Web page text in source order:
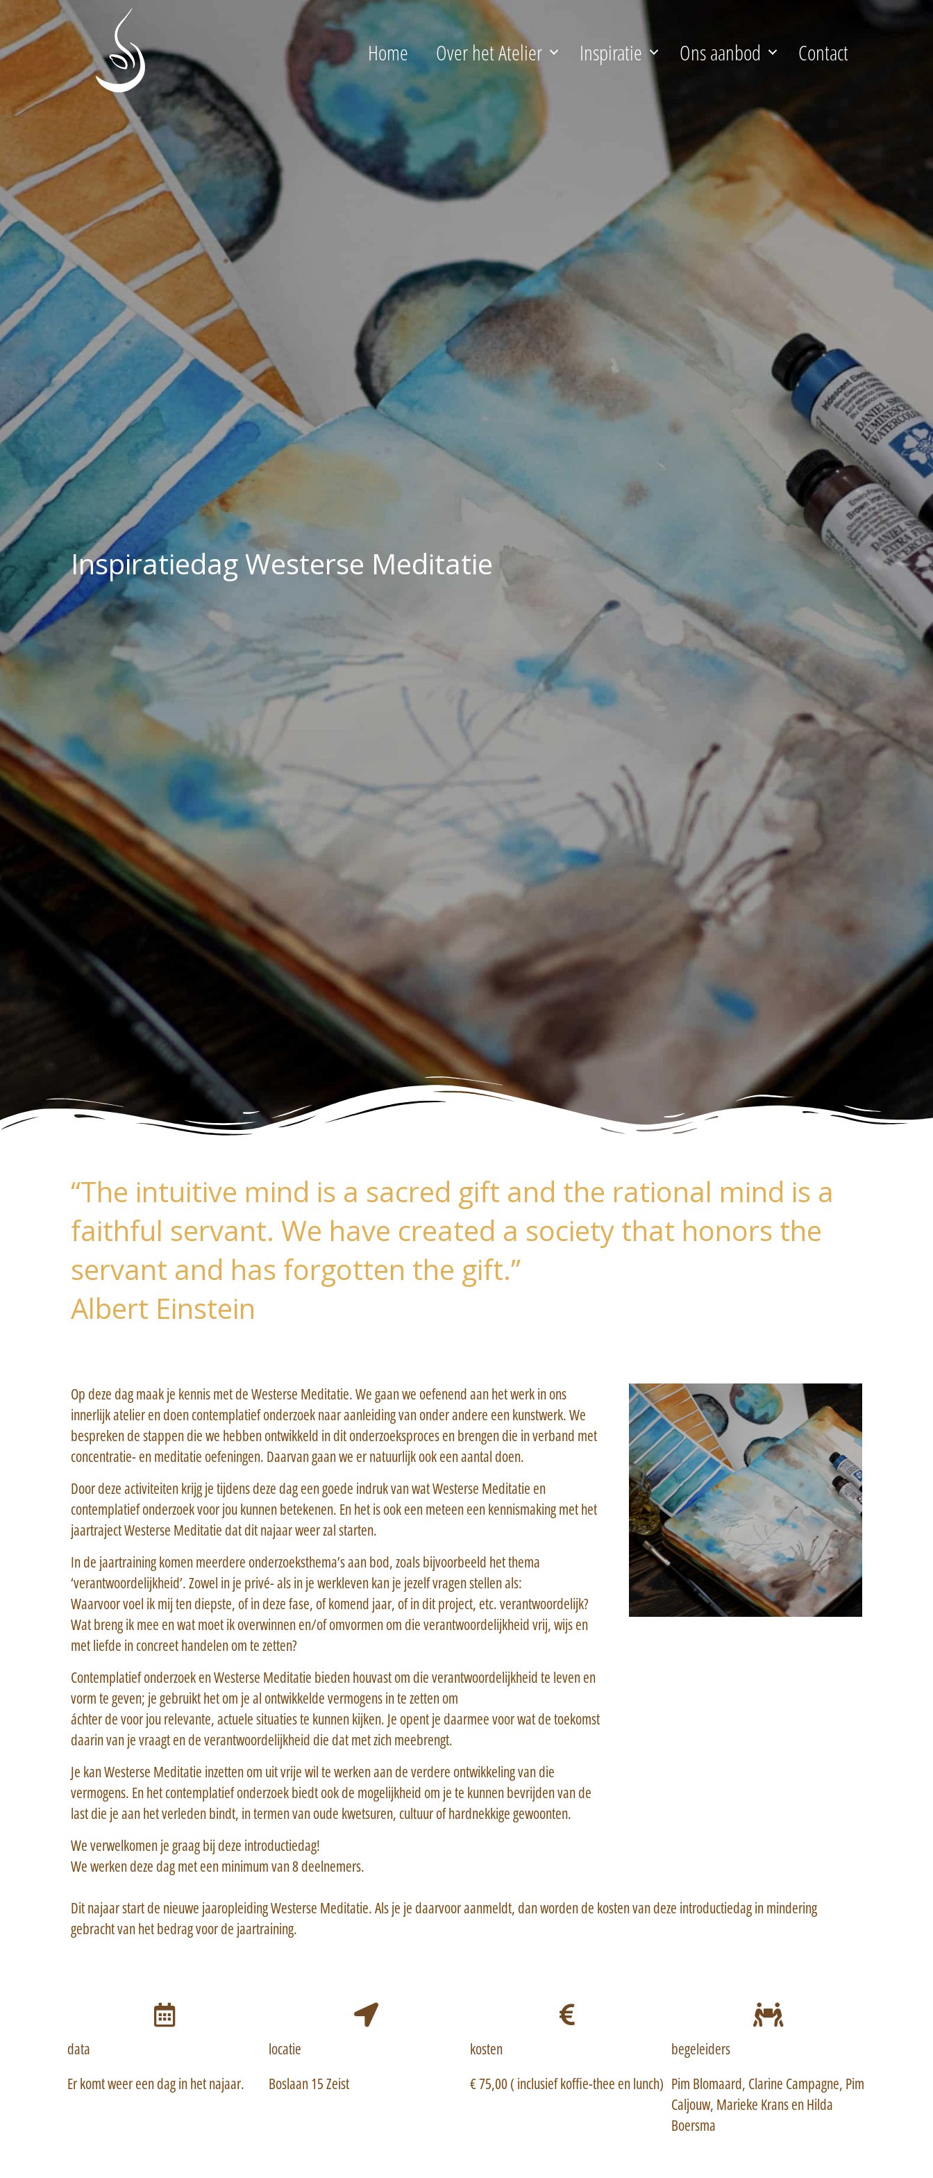
Home Over het Atelier Inspiratie Ons aanbod Contact
Inspiratiedag Westerse Meditatie
“The intuitive mind is a sacred gift and the rational mind is a
faithful servant. We have created a society that honors the
servant and has forgotten the gift.”
Albert Einstein
Op deze dag maak je kennis met de Westerse Meditatie. We gaan we oefenend aan het werk in ons
innerlijk atelier en doen contemplatief onderzoek naar aanleiding van onder andere een kunstwerk. We
bespreken de stappen die we hebben ontwikkeld in dit onderzoeksproces en brengen die in verband met
concentratie- en meditatie oefeningen. Daarvan gaan we er natuurlijk ook een aantal doen.
Door deze activiteiten krijg je tijdens deze dag een goede indruk van wat Westerse Meditatie en
contemplatief onderzoek voor jou kunnen betekenen. En het is ook een meteen een kennismaking met het
jaartraject Westerse Meditatie dat dit najaar weer zal starten.
In de jaartraining komen meerdere onderzoeksthema’s aan bod, zoals bijvoorbeeld het thema
‘verantwoordelijkheid’. Zowel in je privé- als in je werkleven kan je jezelf vragen stellen als:
Waarvoor voel ik mij ten diepste, of in deze fase, of komend jaar, of in dit project, etc. verantwoordelijk?
Wat breng ik mee en wat moet ik overwinnen en/of omvormen om die verantwoordelijkheid vrij, wijs en
met liefde in concreet handelen om te zetten?
Contemplatief onderzoek en Westerse Meditatie bieden houvast om die verantwoordelijkheid te leven en
vorm te geven; je gebruikt het om je al ontwikkelde vermogens in te zetten om
áchter de voor jou relevante, actuele situaties te kunnen kijken. Je opent je daarmee voor wat de toekomst
daarin van je vraagt en de verantwoordelijkheid die dat met zich meebrengt.
Je kan Westerse Meditatie inzetten om uit vrije wil te werken aan de verdere ontwikkeling van die
vermogens. En het contemplatief onderzoek biedt ook de mogelijkheid om je te kunnen bevrijden van de
last die je aan het verleden bindt, in termen van oude kwetsuren, cultuur of hardnekkige gewoonten.
We verwelkomen je graag bij deze introductiedag!
We werken deze dag met een minimum van 8 deelnemers.
Dit najaar start de nieuwe jaaropleiding Westerse Meditatie. Als je je daarvoor aanmeldt, dan worden de kosten van deze introductiedag in mindering
gebracht van het bedrag voor de jaartraining.
data
Er komt weer een dag in het najaar.
locatie
Boslaan 15 Zeist
kosten
€ 75,00 ( inclusief koffie-thee en lunch)
begeleiders
Pim Blomaard, Clarine Campagne, Pim
Caljouw, Marieke Krans en Hilda
Boersma